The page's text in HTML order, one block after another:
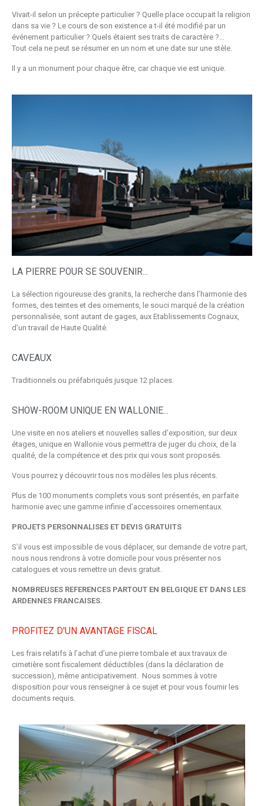
Vivait-il selon un précepte particulier ? Quelle place occupait la religion
dans sa vie ? Le cours de son existence a t-il été modifié par un
événement particulier ? Quels étaient ses traits de caractère ?…
Tout cela ne peut se résumer en un nom et une date sur une stèle.
Il y a un monument pour chaque être, car chaque vie est unique.
LA PIERRE POUR SE SOUVENIR...
La sélection rigoureuse des granits, la recherche dans l’harmonie des
formes, des teintes et des ornements, le souci marqué de la création
personnalisée, sont autant de gages, aux Etablissements Cognaux,
d’un travail de Haute Qualité.
CAVEAUX
Traditionnels ou préfabriqués jusque 12 places.
SHOW-ROOM UNIQUE EN WALLONIE...
Une visite en nos ateliers et nouvelles salles d’exposition, sur deux
étages, unique en Wallonie vous permettra de juger du choix, de la
qualité, de la compétence et des prix qui vous sont proposés.
Vous pourrez y découvrir tous nos modèles les plus récents.
Plus de 100 monuments complets vous sont présentés, en parfaite
harmonie avec une gamme infinie d’accessoires ornementaux.
PROJETS PERSONNALISES ET DEVIS GRATUITS
S’il vous est impossible de vous déplacer, sur demande de votre part,
nous nous rendrons à votre domicile pour vous présenter nos
catalogues et vous remettre un devis gratuit.
NOMBREUSES REFERENCES PARTOUT EN BELGIQUE ET DANS LES
ARDENNES FRANCAISES.
PROFITEZ D'UN AVANTAGE FISCAL
Les frais relatifs à l’achat d’une pierre tombale et aux travaux de
cimetière sont fiscalement déductibles (dans la déclaration de
succession), même anticipativement. Nous sommes à votre
disposition pour vous renseigner à ce sujet et pour vous fournir les
documents requis.